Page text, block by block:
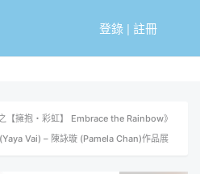
登錄| 註冊
【擁抱・彩虹】 Embrace the Rainbow》
Vai) – 陳詠璇 (Pamela Chan)作品展